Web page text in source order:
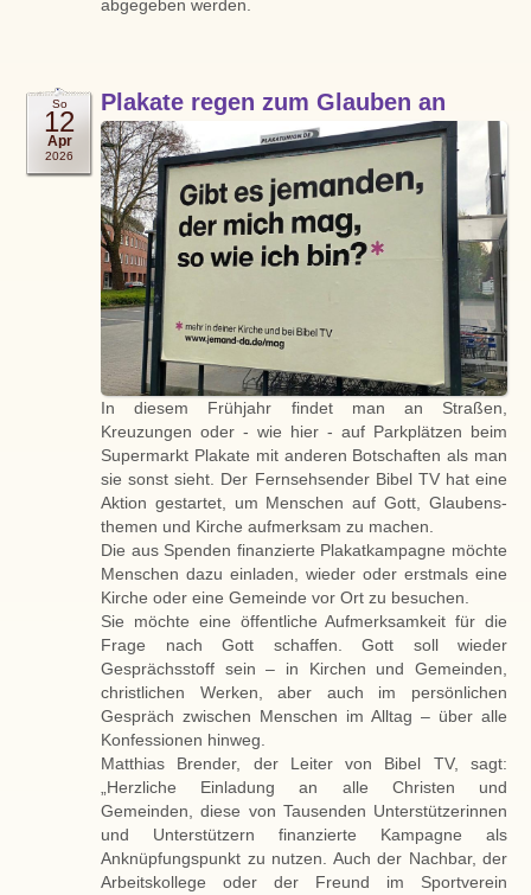
abgegeben werden.
So
12
Apr
2026
Plakate regen zum Glauben an
In diesem Frühjahr findet man an Straßen,
Kreuzungen oder - wie hier - auf Park­plätzen beim
Supermarkt Plakate mit anderen Botschaften als man
sie sonst sieht. Der Fernsehsender Bibel TV hat eine
Aktion gestartet, um Menschen auf Gott, Glaubens­
themen und Kirche aufmerksam zu machen.
Die aus Spenden finanzierte Plakatkampagne möchte
Menschen dazu einladen, wieder oder erstmals eine
Kirche oder eine Gemeinde vor Ort zu besuchen.
Sie möchte eine öffentliche Aufmerksamkeit für die
Frage nach Gott schaffen. Gott soll wieder
Gesprächsstoff sein – in Kirchen und Gemeinden,
christlichen Werken, aber auch im persönlichen
Gespräch zwischen Menschen im Alltag – über alle
Konfessionen hinweg.
Matthias Brender, der Leiter von Bibel TV, sagt:
„Herzliche Einladung an alle Christen und
Gemeinden, diese von Tausenden Unterstützerinnen
und Unterstützern finanzierte Kampagne als
Anknüpfungspunkt zu nutzen. Auch der Nachbar, der
Arbeitskollege oder der Freund im Sportverein